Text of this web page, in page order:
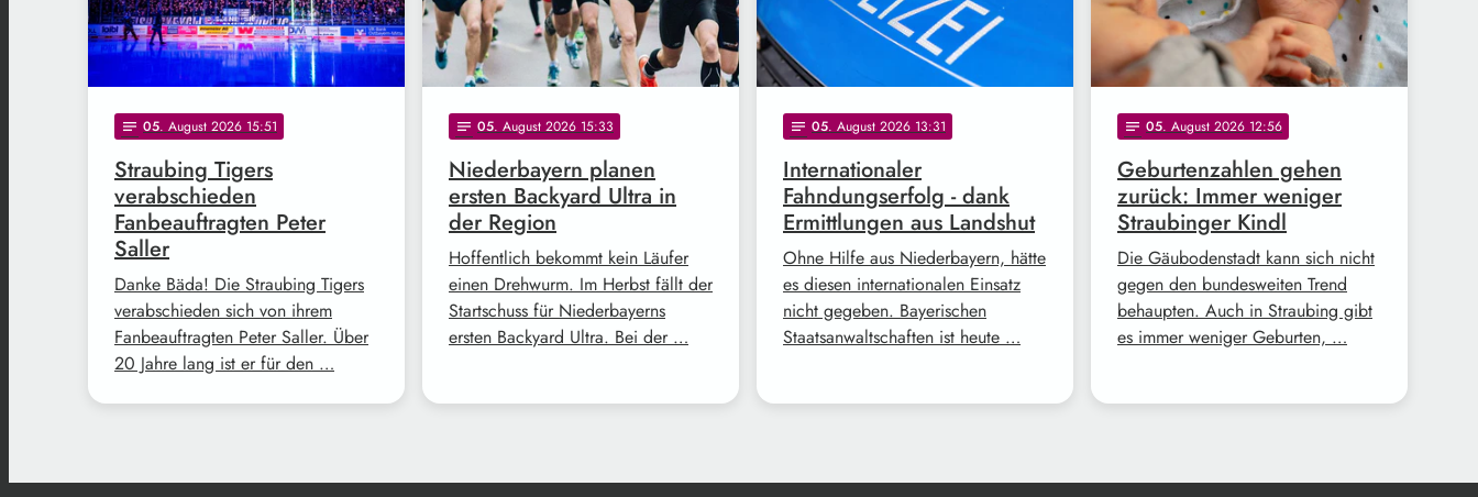
notes 05. August 2026 15:51
Straubing Tigers
verabschieden
Fanbeauftragten Peter
Saller
Danke Bäda! Die Straubing Tigers
verabschieden sich von ihrem
Fanbeauftragten Peter Saller. Über
20 Jahre lang ist er für den …
notes 05. August 2026 15:33
Niederbayern planen
ersten Backyard Ultra in
der Region
Hoffentlich bekommt kein Läufer
einen Drehwurm. Im Herbst fällt der
Startschuss für Niederbayerns
ersten Backyard Ultra. Bei der …
notes 05. August 2026 13:31
Internationaler
Fahndungserfolg - dank
Ermittlungen aus Landshut
Ohne Hilfe aus Niederbayern, hätte
es diesen internationalen Einsatz
nicht gegeben. Bayerischen
Staatsanwaltschaften ist heute …
notes 05. August 2026 12:56
Geburtenzahlen gehen
zurück: Immer weniger
Straubinger Kindl
Die Gäubodenstadt kann sich nicht
gegen den bundesweiten Trend
behaupten. Auch in Straubing gibt
es immer weniger Geburten, …